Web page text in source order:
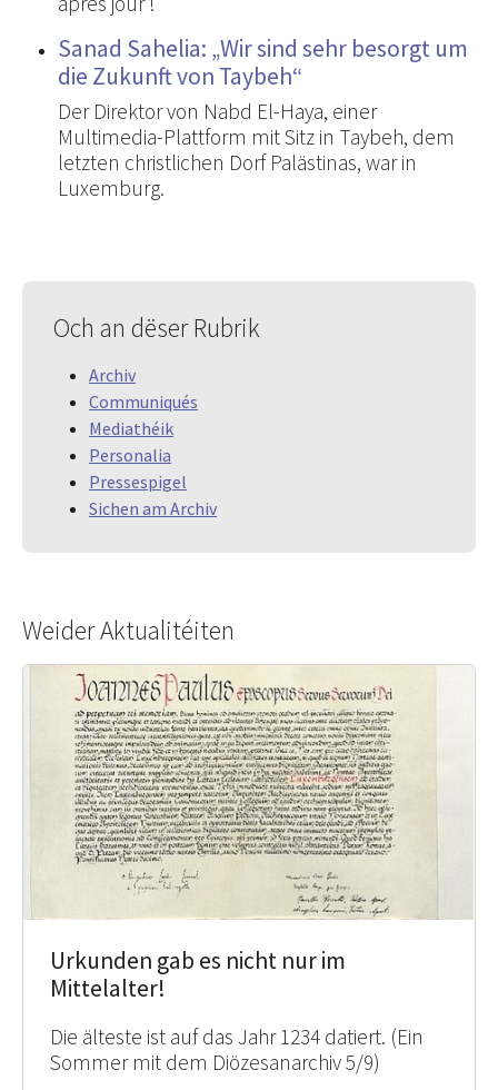
Sanad Sahelia: „Wir sind sehr besorgt um
die Zukunft von Taybeh“
Der Direktor von Nabd El-Haya, einer
Multimedia-Plattform mit Sitz in Taybeh, dem
letzten christlichen Dorf Palästinas, war in
Luxemburg.
Och an dëser Rubrik
Archiv
Communiqués
Mediathéik
Personalia
Pressespigel
Sichen am Archiv
Weider Aktualitéiten
Urkunden gab es nicht nur im
Mittelalter!
Die älteste ist auf das Jahr 1234 datiert. (Ein
Sommer mit dem Diözesanarchiv 5/9)